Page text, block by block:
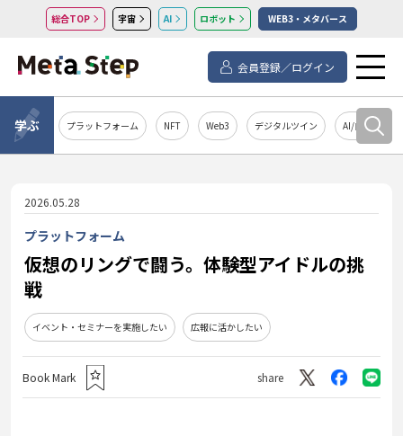
総合TOP 宇宙 AI ロボット WEB3・メタバース
会員登録／ログイン
学ぶ プラットフォーム NFT Web3 デジタルツイン AI/自然言語処
2026.05.28
プラットフォーム
仮想のリングで闘う。体験型アイドルの挑
戦
イベント・セミナーを実施したい 広報に活かしたい
Book Mark share